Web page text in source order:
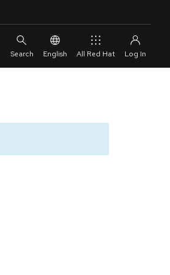
English All Red Hat